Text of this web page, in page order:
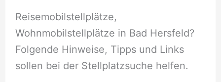
Reisemobilstellplätze,
Wohnmobilstellplätze in Bad Hersfeld?
Folgende Hinweise, Tipps und Links
sollen bei der Stellplatzsuche helfen.